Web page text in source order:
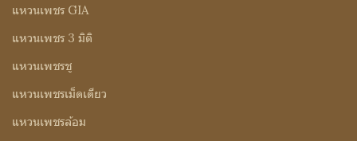
แหวนเพชร GIA
แหวนเพชร 3 มิติ
แหวนเพชรชู
แหวนเพชรเม็ดเดียว
แหวนเพชรล้อม